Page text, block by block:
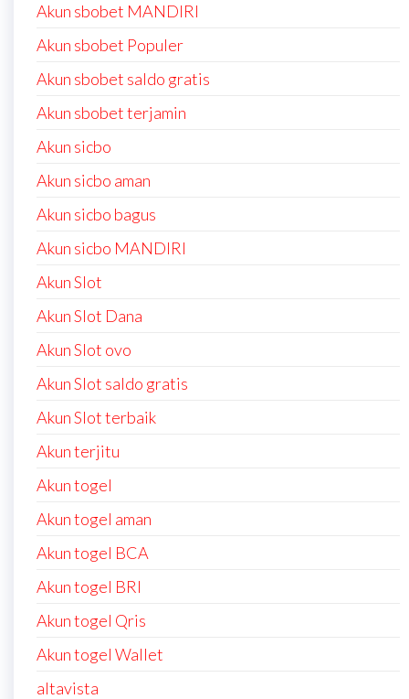
Akun sbobet MANDIRI
Akun sbobet Populer
Akun sbobet saldo gratis
Akun sbobet terjamin
Akun sicbo
Akun sicbo aman
Akun sicbo bagus
Akun sicbo MANDIRI
Akun Slot
Akun Slot Dana
Akun Slot ovo
Akun Slot saldo gratis
Akun Slot terbaik
Akun terjitu
Akun togel
Akun togel aman
Akun togel BCA
Akun togel BRI
Akun togel Qris
Akun togel Wallet
altavista